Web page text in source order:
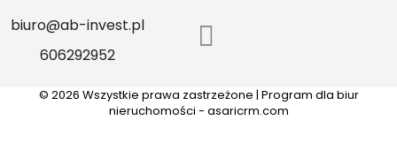
biuro@ab-invest.pl
606292952
© 2026 Wszystkie prawa zastrzeżone | Program dla biur
nieruchomości - asaricrm.com